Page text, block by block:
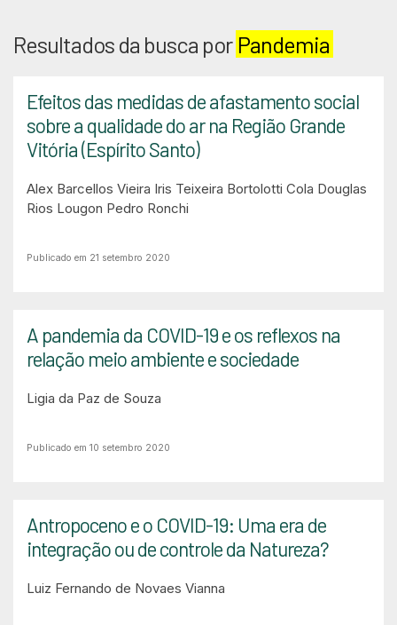
Resultados da busca por Pandemia
Efeitos das medidas de afastamento social
sobre a qualidade do ar na Região Grande
Vitória (Espírito Santo)
Alex Barcellos Vieira Iris Teixeira Bortolotti Cola Douglas
Rios Lougon Pedro Ronchi
Publicado em 21 setembro 2020
A pandemia da COVID-19 e os reflexos na
relação meio ambiente e sociedade
Ligia da Paz de Souza
Publicado em 10 setembro 2020
Antropoceno e o COVID-19: Uma era de
integração ou de controle da Natureza?
Luiz Fernando de Novaes Vianna